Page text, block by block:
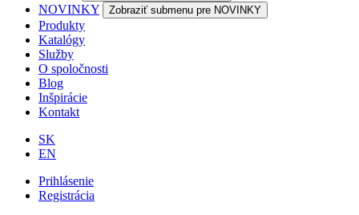
NOVINKY Zobraziť submenu pre NOVINKY
Produkty
Katalógy
Služby
O spoločnosti
Blog
Inšpirácie
Kontakt
SK
EN
Prihlásenie
Registrácia